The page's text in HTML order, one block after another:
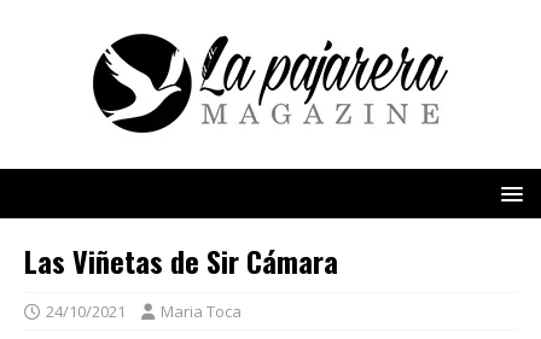
Las Viñetas de Sir Cámara
24/10/2021 Maria Toca